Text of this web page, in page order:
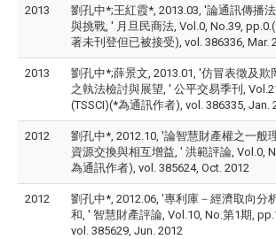
2013
劉孔中*;王紅霞*, 2013.03, '論通訊傳播
與挑戰, ' 月旦民商法, Vol.0, No.39,
著未刊登但已被接受), vol. 386336, Mar.
2013
劉孔中*;薛景文, 2013.01, '仿冒表徵及欺
之執法檢討與展望, ' 公平交易季刊,
(TSSCI)(*為通訊作者), vol. 386335, Jan.
2012
劉孔中*, 2012.10, '論智慧財產權之一般
資源交換與相互增益, ' 洪範評論, Vol.0,
為通訊作者), vol. 385624, Oct. 2012
2012
劉孔中*, 2012.06, '專利庫－經濟取向分
和, ' 智慧財產評論, Vol.10, No.第1期,
vol. 385629, Jun. 2012